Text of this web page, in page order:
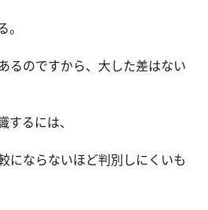
るのですから、大した差はない
るには、
にならないほど判別しにくいも